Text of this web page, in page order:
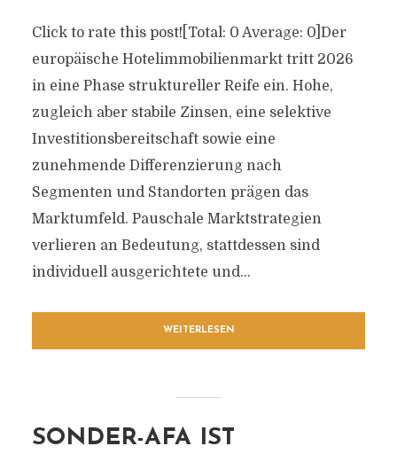
Click to rate this post![Total: 0 Average: 0]Der
europäische Hotelimmobilienmarkt tritt 2026
in eine Phase struktureller Reife ein. Hohe,
zugleich aber stabile Zinsen, eine selektive
Investitionsbereitschaft sowie eine
zunehmende Differenzierung nach
Segmenten und Standorten prägen das
Marktumfeld. Pauschale Marktstrategien
verlieren an Bedeutung, stattdessen sind
individuell ausgerichtete und...
WEITERLESEN
SONDER-AFA IST